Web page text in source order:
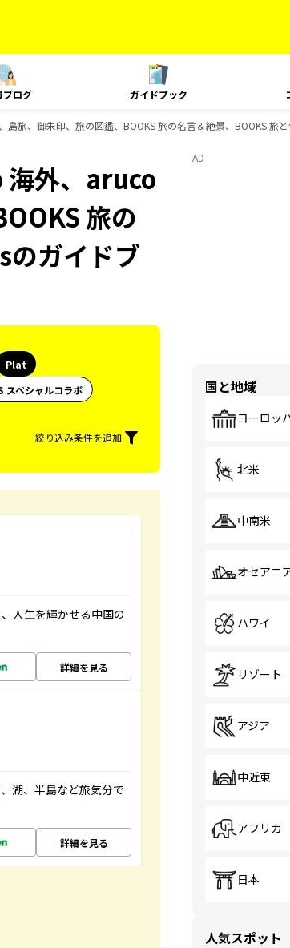
ブログ ガイドブック
旅、御朱印、旅の図鑑、BOOKS 旅の名言＆絶景、BOOKS 旅
海外、aruco
旅の
のガイドブ
Plat
スペシャルコラボ
絞り込み条件を追加
人生を輝かせる中国の
詳細を見る
湖、半島など旅気分で
詳細を見る
AD
国と地域
ヨーロッ
北米
中南米
オセアニ
ハワイ
リゾート
アジア
中近東
アフリカ
日本
人気スポット